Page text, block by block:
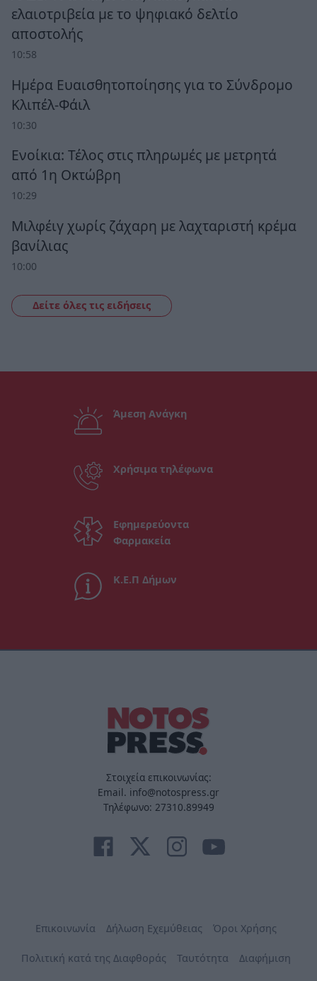
ελαιοτριβεία με το ψηφιακό δελτίο
αποστολής
10:58
Ημέρα Ευαισθητοποίησης για το Σύνδρομο
Κλιπέλ-Φάιλ
10:30
Ενοίκια: Τέλος στις πληρωμές με μετρητά
από 1η Οκτώβρη
10:29
Μιλφέιγ χωρίς ζάχαρη με λαχταριστή κρέμα
βανίλιας
10:00
Δείτε όλες τις ειδήσεις
Άμεση Ανάγκη
Χρήσιμα τηλέφωνα
Εφημερεύοντα
Φαρμακεία
Κ.Ε.Π Δήμων
Στοιχεία επικοινωνίας:
Email. info@notospress.gr
Τηλέφωνο: 27310.89949
Επικοινωνία Δήλωση Εχεμύθειας Όροι Χρήσης
Πολιτική κατά της Διαφθοράς Ταυτότητα Διαφήμιση